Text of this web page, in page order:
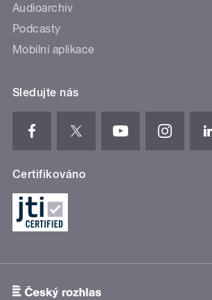
Audioarchiv
Podcasty
Mobilní aplikace
Sledujte nás
Certifikováno